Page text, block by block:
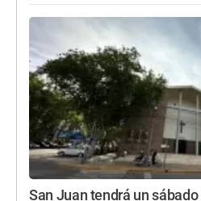
San Juan tendrá un